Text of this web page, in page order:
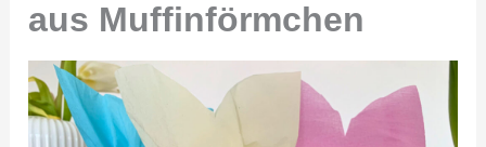
aus Muffinförmchen